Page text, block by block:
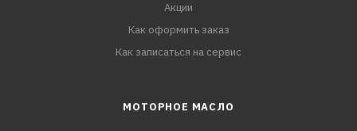
Акции
Как оформить заказ
Как записаться на сервис
МОТОРНОЕ МАСЛО